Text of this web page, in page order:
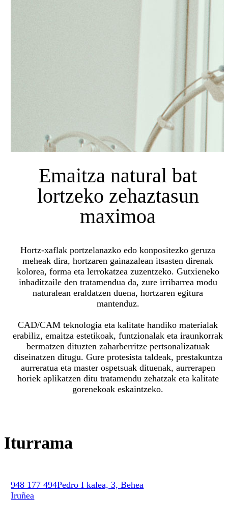
Emaitza natural bat
lortzeko zehaztasun
maximoa
Hortz-xaflak portzelanazko edo konpositezko geruza
meheak dira, hortzaren gainazalean itsasten direnak
kolorea, forma eta lerrokatzea zuzentzeko. Gutxieneko
inbaditzaile den tratamendua da, zure irribarrea modu
naturalean eraldatzen duena, hortzaren egitura
mantenduz.
CAD/CAM teknologia eta kalitate handiko materialak
erabiliz, emaitza estetikoak, funtzionalak eta iraunkorrak
bermatzen dituzten zaharberritze pertsonalizatuak
diseinatzen ditugu. Gure protesista taldeak, prestakuntza
aurreratua eta master ospetsuak dituenak, aurrerapen
horiek aplikatzen ditu tratamendu zehatzak eta kalitate
gorenekoak eskaintzeko.
Iturrama
948 177 494Pedro I kalea, 3, Behea
Iruñea